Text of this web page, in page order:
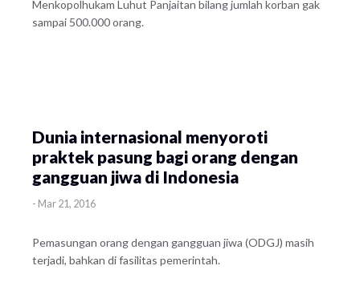
Menkopolhukam Luhut Panjaitan bilang jumlah korban gak
sampai 500.000 orang.
Dunia internasional menyoroti
praktek pasung bagi orang dengan
gangguan jiwa di Indonesia
- Mar 21, 2016
Pemasungan orang dengan gangguan jiwa (ODGJ) masih
terjadi, bahkan di fasilitas pemerintah.